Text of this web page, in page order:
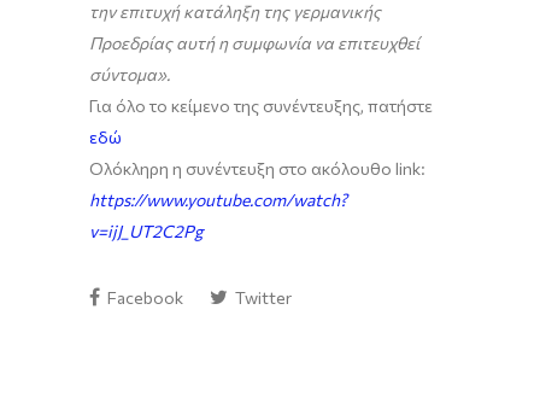
την επιτυχή κατάληξη της γερμανικής
Προεδρίας αυτή η συμφωνία να επιτευχθεί
σύντομα».
Για όλο το κείμενο της συνέντευξης, πατήστε
εδώ
Ολόκληρη η συνέντευξη στο ακόλουθο link:
https://www.youtube.com/watch?
v=ijJ_UT2C2Pg
Facebook Twitter